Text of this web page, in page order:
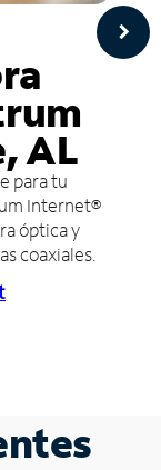
AL
para tu
Internet®
óptica y
coaxiales.